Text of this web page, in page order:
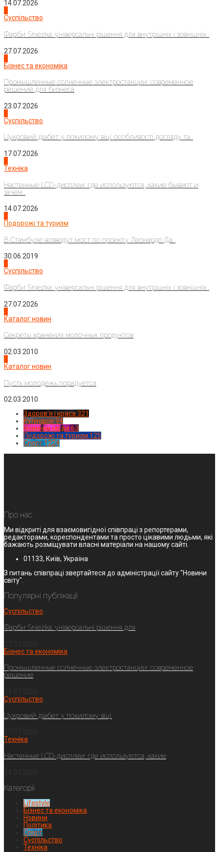
14.07.2026
Суспільство
Фарби Sniezka: універсальні рішення для внутрішніх і зовнішніх...
27.07.2026
Бізнес та економіка
Промышленные солнечные электростанции: современное
решение для бизнеса
23.07.2026
Суспільство
Цукровий діабет у похилому віці: особливості догляду та...
17.07.2026
Техніка
Настенные LCD-дисплеи: где используются, какие бывают и
зачем...
14.07.2026
Подорожі та туризм
В Стамбуле возведут мост по проекту Леонардо Да...
30.06.2019
Суспільство
Фарби Sniezka: універсальні рішення для внутрішніх і зовнішніх...
27.07.2026
Каталог новин
Секреты хранения молочных продуктов
02.03.2010
Каталог новин
Пусть молодежь порадуется
02.03.2010
Здоров'я і краса 321
Кулінарія 94
Новинки моди 63
Подорожі та туризм 125
Спорт1224
Про нас
Ми відкриті для взаємовигідної співпраці з репортерами,
редакторами, кореспондентами та просто цікавими людьми, які
бажають розміщувати власні матеріали на нашому сайті.
01133, Київ, Україна
З питань співпраці звертайтеся до адміністрації сайту "Новини
світу".
Популярні публікації
Суспільство
Фарби Sniezka: універсальні рішення для
Бізнес та економіка
Промышленные солнечные электростанции: современное
решение
Суспільство
Цукровий діабет у похилому віці:
Техніка
Настенные LCD-дисплеи: где используются, какие
Категорії
Lifestyle
Бізнес та економіка
Новини
Політика
Спорт
Суспільство
Техніка